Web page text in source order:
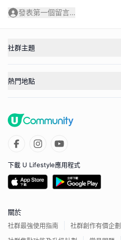
發表第一個留言...
社群主題
熱門地點
下載 U Lifestyle應用程式
關於
社群最強使用指南
社群創作有價企劃